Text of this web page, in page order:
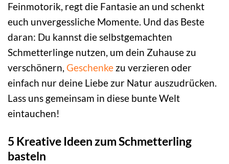
Feinmotorik, regt die Fantasie an und schenkt
euch unvergessliche Momente. Und das Beste
daran: Du kannst die selbstgemachten
Schmetterlinge nutzen, um dein Zuhause zu
verschönern, Geschenke zu verzieren oder
einfach nur deine Liebe zur Natur auszudrücken.
Lass uns gemeinsam in diese bunte Welt
eintauchen!
5 Kreative Ideen zum Schmetterling
basteln